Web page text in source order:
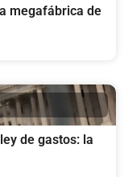
megafábrica de
de gastos: la